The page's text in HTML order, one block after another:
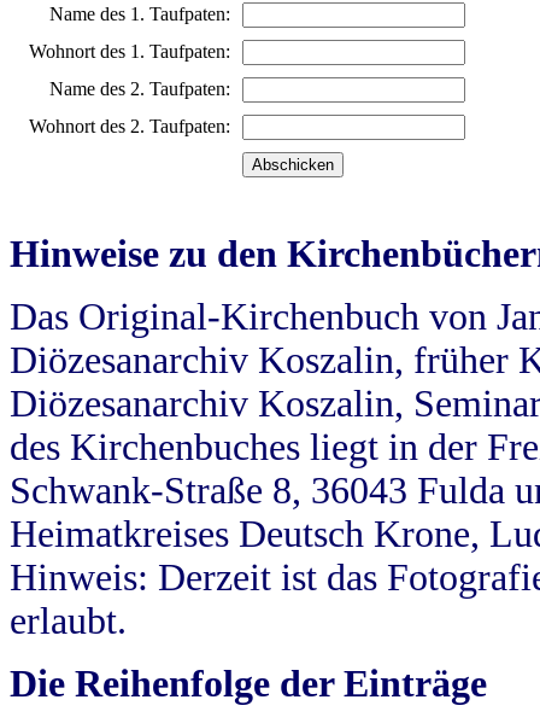
Name des 1. Taufpaten:
Wohnort des 1. Taufpaten:
Name des 2. Taufpaten:
Wohnort des 2. Taufpaten:
Hinweise zu den
Das Original-Kirchenbuch von
Diözesanarchiv Koszalin, früher
Diözesanarchiv Koszalin,
des Kirchenbuches liegt in der
Schwank-Straße 8, 36043 Fulda
Heimatkreises Deutsch Krone,
Hinweis: Derzeit ist das
erlaubt.
Die Reihenfolge der Einträge